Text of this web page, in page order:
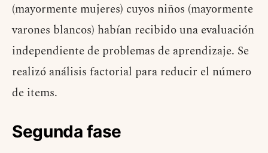
(mayormente mujeres) cuyos niños (mayormente
varones blancos) habían recibido una evaluación
independiente de problemas de aprendizaje. Se
realizó análisis factorial para reducir el número
de items.
Segunda fase